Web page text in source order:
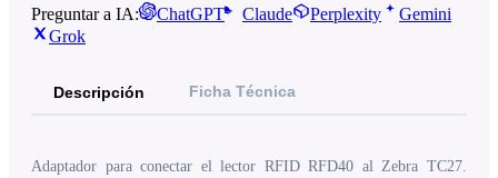
Preguntar a IA: ChatGPT Claude Perplexity
Gemini
Grok
Descripción Ficha Técnica
Adaptador para conectar el lector RFID RFD40 al Zebra TC27.